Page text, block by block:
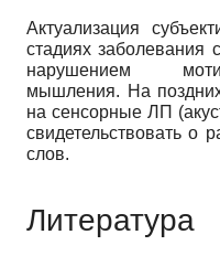
Актуализация
стадиях заболевания
нарушением
мышления. На
на сенсорные ЛП
свидетельствовать о
слов.
Литература